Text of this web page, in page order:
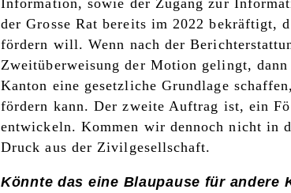
Information, sowie der Zugang zur
der Grosse Rat bereits im 2022 bekräftigt,
fördern will. Wenn nach der
Zweitüberweisung der Motion gelingt,
Kanton eine gesetzliche Grundlage
fördern kann. Der zweite Auftrag ist, ein
entwickeln. Kommen wir dennoch nicht in
Druck aus der Zivilgesellschaft.
Könnte das eine Blaupause für andere